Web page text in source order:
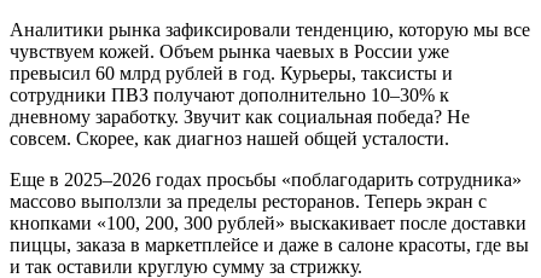
Аналитики рынка зафиксировали тенденцию, которую мы все
чувствуем кожей. Объем рынка чаевых в России уже
превысил 60 млрд рублей в год. Курьеры, таксисты и
сотрудники ПВЗ получают дополнительно 10–30% к
дневному заработку. Звучит как социальная победа? Не
совсем. Скорее, как диагноз нашей общей усталости.
Еще в 2025–2026 годах просьбы «поблагодарить сотрудника»
массово выползли за пределы ресторанов. Теперь экран с
кнопками «100, 200, 300 рублей» выскакивает после доставки
пиццы, заказа в маркетплейсе и даже в салоне красоты, где вы
и так оставили круглую сумму за стрижку.